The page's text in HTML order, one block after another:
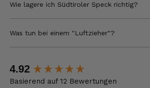
Wie lagere ich Südtiroler Speck richtig?
Was tun bei einem "Luftzieher"?
4.92
Basierend auf 12 Bewertungen
New content loaded